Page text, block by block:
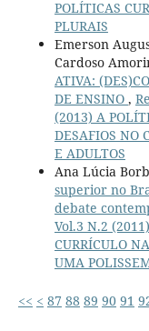
POLÍTICAS
PLURAIS
Emerson
Cardoso
ATIVA:
DE ENSINO ,
(2013) A
DESAFIOS NO
E ADULTOS
Ana Lúcia
superior no
debate
Vol.3 N.2
CURRÍCULO
UMA
<< < 87 88 89 90 91